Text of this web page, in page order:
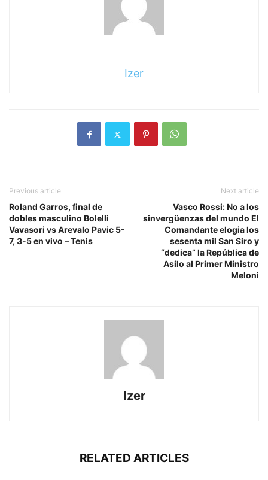
Izer
Previous article
Roland Garros, final de
dobles masculino Bolelli
Vavasori vs Arevalo Pavic 5-
7, 3-5 en vivo – Tenis
Next article
Vasco Rossi: No a los
sinvergüenzas del mundo El
Comandante elogia los
sesenta mil San Siro y
“dedica” la República de
Asilo al Primer Ministro
Meloni
Izer
RELATED ARTICLES